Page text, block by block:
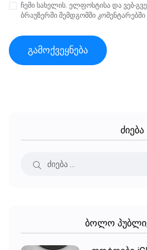
ჩემი სახელის. ელფოსტისა და ვებ-
ბრაუზერში შემდგომში
ძიება
ბოლო